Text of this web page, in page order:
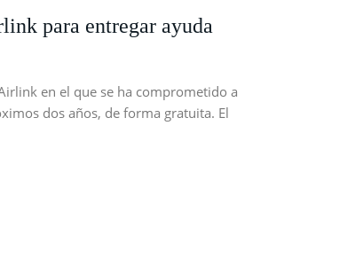
para entregar ayuda
en el que se ha comprometido a
dos años, de forma gratuita. El